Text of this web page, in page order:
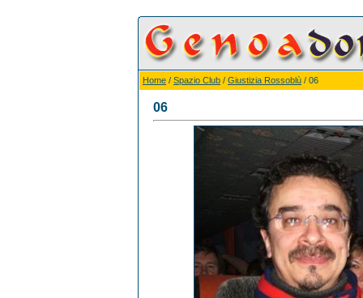
Home / Spazio Club / Giustizia Rossoblù / 06
06